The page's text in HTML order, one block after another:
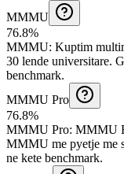
MMMU
76.8%
MMMU: Kuptim
30 lende universitare.
benchmark.
MMMU Pro
76.8%
MMMU Pro: MMMU
MMMU me pyetje me
ne kete benchmark.